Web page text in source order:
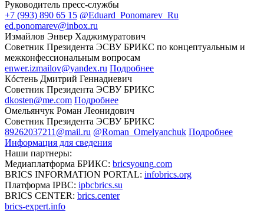
Руководитель пресс-службы
+7 (993) 890 65 15 @Eduard_Ponomarev_Ru
ed.ponomarev@inbox.ru
Измайлов Энвер Хаджимуратович
Советник Президента ЭСВУ БРИКС по концептуальным и
межконфессиональным вопросам
enwer.izmailov@yandex.ru Подробнее
Кóстень Дмитрий Геннадиевич
Советник Президента ЭСВУ БРИКС
dkosten@me.com Подробнее
Омельянчук Роман Леонидович
Советник Президента ЭСВУ БРИКС
89262037211@mail.ru @Roman_Omelyanchuk Подробнее
Информация для сведения
Наши партнеры:
Медиаплатформа БРИКС: bricsyoung.com
BRICS INFORMATION PORTAL: infobrics.org
Платформа IPBC: ipbcbrics.su
BRICS CENTER: brics.center
brics-expert.info